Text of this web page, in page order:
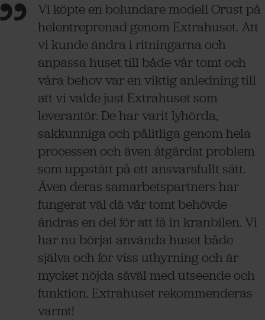
Vi köpte en bolundare modell Orust på
helentreprenad genom Extrahuset. Att
vi kunde ändra i ritningarna och
anpassa huset till både vår tomt och
våra behov var en viktig anledning till
att vi valde just Extrahuset som
leverantör. De har varit lyhörda,
sakkunniga och pålitliga genom hela
processen och även åtgärdat problem
som uppstått på ett ansvarsfullt sätt.
Även deras samarbetspartners har
fungerat väl då vår tomt behövde
ändras en del för att få in kranbilen. Vi
har nu börjat använda huset både
själva och för viss uthyrning och är
mycket nöjda såväl med utseende och
funktion. Extrahuset rekommenderas
varmt!